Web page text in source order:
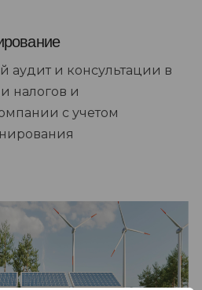
аудит и консультации в
налогов и
с учетом